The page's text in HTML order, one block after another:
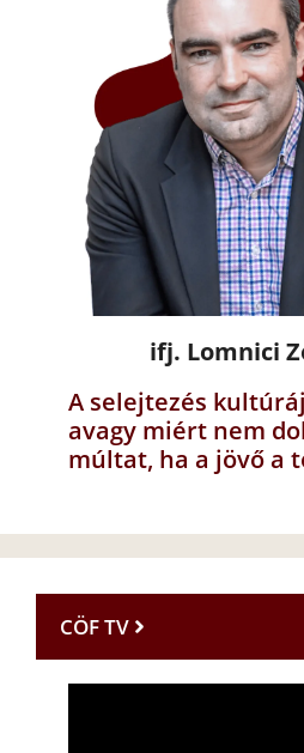
ifj. Lomnici
A selejtezés
avagy miért nem
múltat, ha a jövő a
CÖF TV